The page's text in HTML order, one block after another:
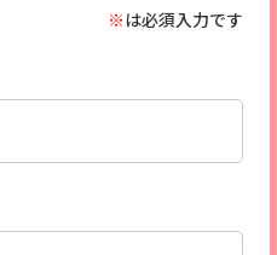
※は必須入力です